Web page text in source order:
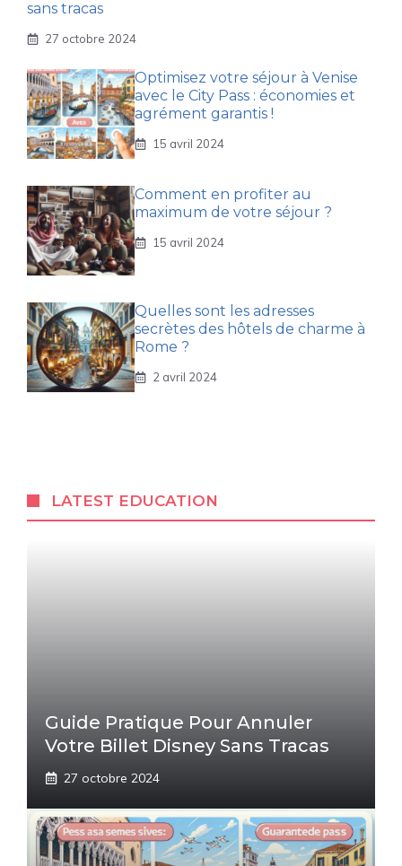
sans tracas
27 octobre 2024
Optimisez votre séjour à Venise
avec le City Pass : économies et
agrément garantis !
15 avril 2024
Comment en profiter au
maximum de votre séjour ?
15 avril 2024
Quelles sont les adresses
secrètes des hôtels de charme à
Rome ?
2 avril 2024
LATEST EDUCATION
Guide Pratique Pour Annuler
Votre Billet Disney Sans Tracas
27 octobre 2024